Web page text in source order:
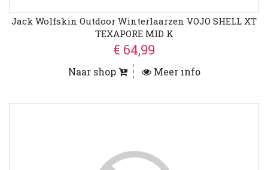
Jack Wolfskin Outdoor Winterlaarzen VOJO SHELL XT
TEXAPORE MID K
€ 64,99
Naar shop Meer info